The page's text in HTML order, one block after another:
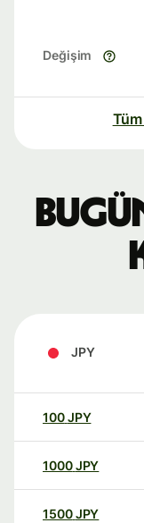
Değişim
JPY
100JPY
1000JPY
1500JPY